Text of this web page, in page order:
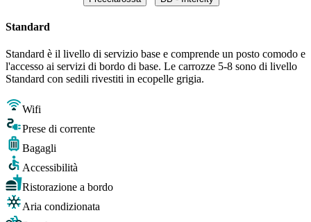
Standard
Standard è il livello di servizio base e comprende un posto comodo e
l'accesso ai servizi di bordo di base. Le carrozze 5-8 sono di livello
Standard con sedili rivestiti in ecopelle grigia.
Wifi
Prese di corrente
Bagagli
Accessibilità
Ristorazione a bordo
Aria condizionata